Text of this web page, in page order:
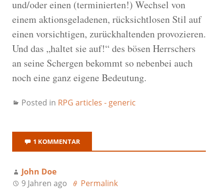
und/oder einen (terminierten!) Wechsel von
einem aktionsgeladenen, rücksichtlosen Stil auf
einen vorsichtigen, zurückhaltenden provozieren.
Und das „haltet sie auf!“ des bösen Herrschers
an seine Schergen bekommt so nebenbei auch
noch eine ganz eigene Bedeutung.
Posted in RPG articles - generic
1 KOMMENTAR
John Doe
9 Jahren ago
Permalink